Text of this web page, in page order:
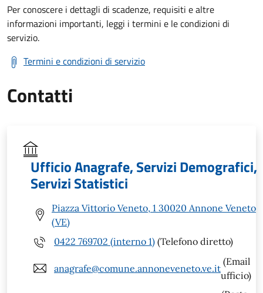
Per conoscere i dettagli di scadenze, requisiti e altre
informazioni importanti, leggi i termini e le condizioni di
servizio.
Termini e condizioni di servizio
Contatti
Ufficio Anagrafe, Servizi Demografici,
Servizi Statistici
Piazza Vittorio Veneto, 1 30020 Annone Veneto
(VE)
0422 769702 (interno 1) (Telefono diretto)
anagrafe@comune.annoneveneto.ve.it
(Email
ufficio)